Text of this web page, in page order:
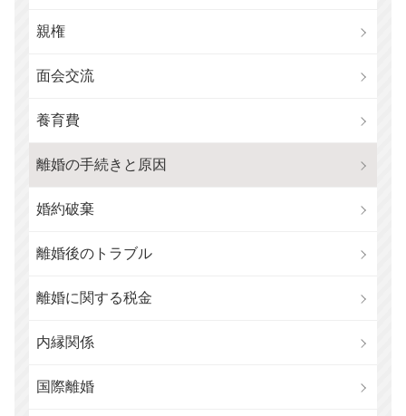
親権
面会交流
養育費
離婚の手続きと原因
婚約破棄
離婚後のトラブル
離婚に関する税金
内縁関係
国際離婚